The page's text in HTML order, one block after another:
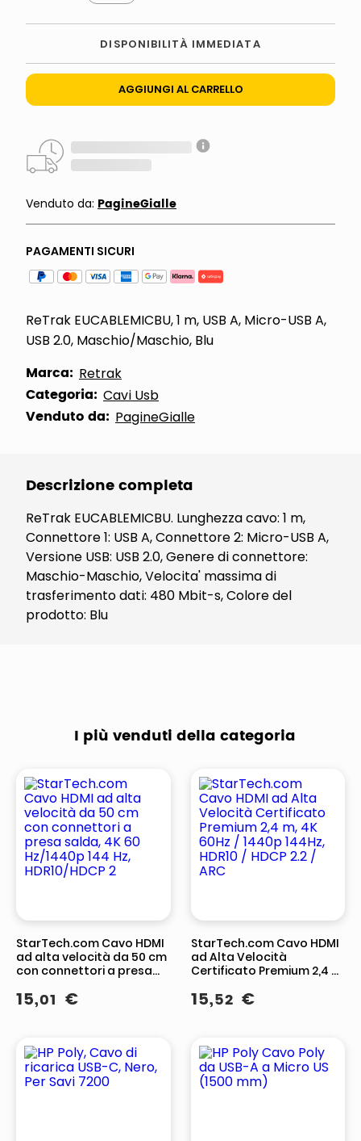
DISPONIBILITÀ IMMEDIATA
AGGIUNGI AL CARRELLO
Venduto da: PagineGialle
PAGAMENTI SICURI
ReTrak EUCABLEMICBU, 1 m, USB A, Micro-USB A,
USB 2.0, Maschio/Maschio, Blu
Marca: Retrak
Categoria: Cavi Usb
Venduto da: PagineGialle
Descrizione completa
ReTrak EUCABLEMICBU. Lunghezza cavo: 1 m,
Connettore 1: USB A, Connettore 2: Micro-USB A,
Versione USB: USB 2.0, Genere di connettore:
Maschio-Maschio, Velocita' massima di
trasferimento dati: 480 Mbit-s, Colore del
prodotto: Blu
I più venduti della categoria
StarTech.com Cavo HDMI
ad alta velocità da 50 cm
con connettori a presa
Hz, HDR10/HDCP 2
15,01 €
StarTech.com Cavo HDMI
ad Alta Velocità
Certificato Premium 2,4 m,
HDR10 / HDCP 2.2 / ARC
15,52 €